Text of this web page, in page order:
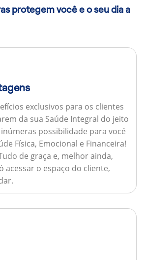
protegem você e o seu dia a
exclusivos para os clientes
da sua Saúde Integral do jeito
possibilidade para você
Física, Emocional e Financeira!
de graça e, melhor ainda,
acessar o espaço do cliente,